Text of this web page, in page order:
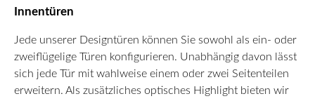
Innentüren
Jede unserer Designtüren können Sie sowohl als ein- oder
zweiflügelige Türen konfigurieren. Unabhängig davon lässt
sich jede Tür mit wahlweise einem oder zwei Seitenteilen
erweitern. Als zusätzliches optisches Highlight bieten wir